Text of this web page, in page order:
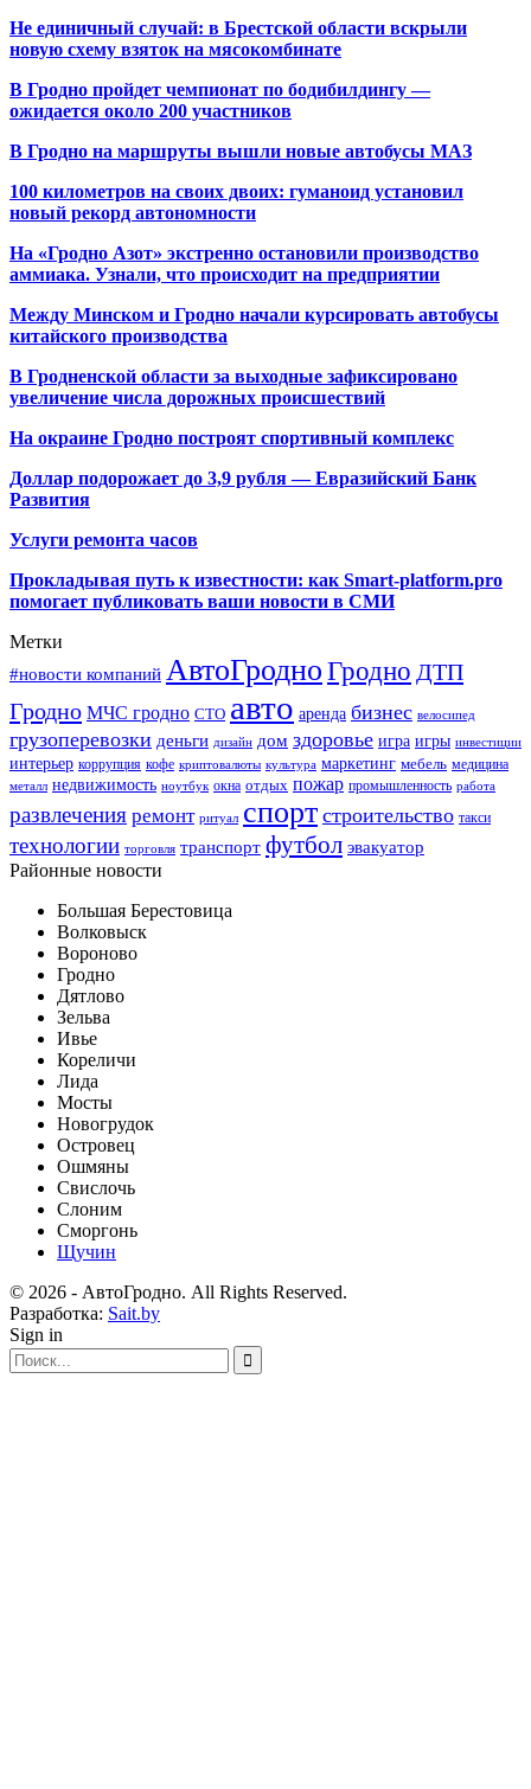
Не единичный случай: в Брестской области вскрыли
новую схему взяток на мясокомбинате
В Гродно пройдет чемпионат по бодибилдингу —
ожидается около 200 участников
В Гродно на маршруты вышли новые автобусы МАЗ
100 километров на своих двоих: гуманоид установил
новый рекорд автономности
На «Гродно Азот» экстренно остановили производство
аммиака. Узнали, что происходит на предприятии
Между Минском и Гродно начали курсировать автобусы
китайского производства
В Гродненской области за выходные зафиксировано
увеличение числа дорожных происшествий
На окраине Гродно построят спортивный комплекс
Доллар подорожает до 3,9 рубля — Евразийский Банк
Развития
Услуги ремонта часов
Прокладывая путь к известности: как Smart-platform.pro
помогает публиковать ваши новости в СМИ
Метки
#новости компаний АвтоГродноГродно ДТП
Гродно МЧС гродно СТО авто аренда бизнес велосипед
грузоперевозки деньги дизайн дом здоровье игра игры инвестиции
интерьер коррупция кофе криптовалюты культура маркетинг мебель медицина
металл недвижимость ноутбук окна отдых пожар промышленность работа
развлечения ремонт ритуал спорт строительство такси
технологии торговля транспорт футбол эвакуатор
Районные новости
Большая Берестовица
Волковыск
Вороново
Гродно
Дятлово
Зельва
Ивье
Кореличи
Лида
Мосты
Новогрудок
Островец
Ошмяны
Свислочь
Слоним
Сморгонь
Щучин
© 2026 - АвтоГродно. All Rights Reserved.
Разработка: Sait.by
Sign in